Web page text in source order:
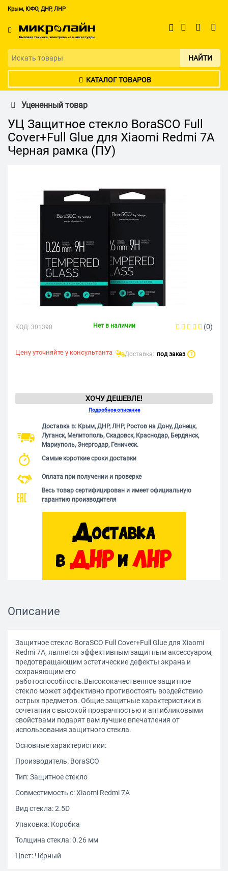
Крым, ЮФО, ДНР, ЛНР
НАЙТИ
КАТАЛОГ ТОВАРОВ
Уцененный товар
УЦ Защитное стекло BoraSCO Full
Cover+Full Glue для Xiaomi Redmi 7A
Черная рамка (ПУ)
КОД: 301390 Нет в наличии (0)
Цену уточняйте у консультанта Доставка: под заказ ?
ХОЧУ ДЕШЕВЛЕ!
Подробное описание
Доставка в: Крым, ДНР, ЛНР, Ростов на Дону, Донецк,
Луганск, Мелитополь, Скадовск, Краснодар, Бердянск,
Мариуполь, Энергодар, Геническ.
Самые короткие сроки доставки
Оплата при получении и проверке
Весь товар сертифицирован и имеет официальную
гарантию производителя
Описание
Защитное стекло BoraSCO Full Cover+Full Glue для Xiaomi
Redmi 7A, является эффективным защитным аксессуаром,
предотвращающим эстетические дефекты экрана и
сохраняющим его
работоспособность.Высококачественное защитное
стекло может эффективно противостоять воздействию
острых предметов. Общие защитные характеристики в
сочетании с высокой прозрачностью и антибликовыми
свойствами подарят вам лучшие впечатления от
использования защитного стекла.
Основные характеристики:
Производитель: BoraSCO
Тип: Защитное стекло
Совместимость с: Xiaomi Redmi 7A
Вид стекла: 2.5D
Упаковка: Коробка
Толщина стекла: 0.26 мм
Цвет: Чёрный